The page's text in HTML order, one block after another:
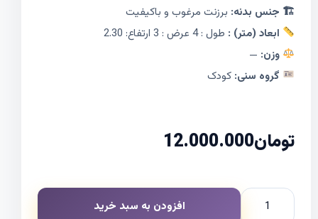
🏗 جنس بدنه: برزنت مرغوب و باکیفیت
ابعاد (متر) : طول : 4 عرض : 3 ارتفاع: 2.30
وزن: —
گروه سنی: کودک
تومان12.000.000
افزودن به سبد خرید